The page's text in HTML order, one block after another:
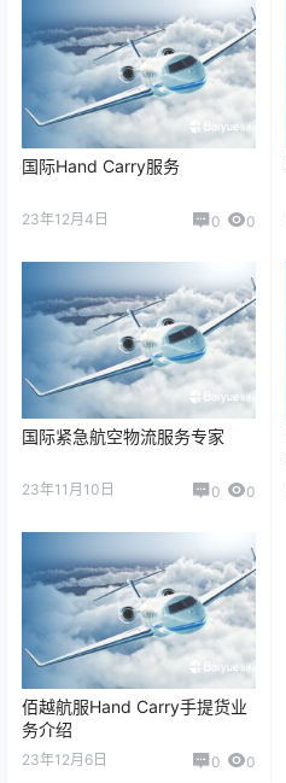
国际Hand Carry服务
23年12月4日 0 0
国际紧急航空物流服务专家
23年11月10日 0 0
佰越航服Hand Carry手提货业
务介绍
23年12月6日 0 0